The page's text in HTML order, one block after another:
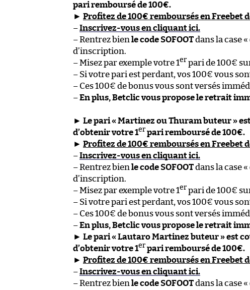
pari remboursé de 100€.
► Profitez de 100€ remboursés en Freebet
–Inscrivez-vous en cliquant ici.
– Rentrez bien le code SOFOOTdans la case
d’inscription.
– Misez par exemple votre 1er pari de 100€
– Si votre pari est perdant, vos 100€ vous
– Ces 100€ de bonus vous sont versés
–En plus, Betclic vous propose le retrait
► Le pari « Martinez ou Thuram buteur » est
d’obtenir votre 1er pari remboursé de 100€.
► Profitez de 100€ remboursés en Freebet
–Inscrivez-vous en cliquant ici.
– Rentrez bien le code SOFOOTdans la case
d’inscription.
– Misez par exemple votre 1er pari de 100€
– Si votre pari est perdant, vos 100€ vous
– Ces 100€ de bonus vous sont versés
–En plus, Betclic vous propose le retrait
► Le pari « Lautaro Martinez buteur » est
d’obtenir votre 1er pari remboursé de 100€.
► Profitez de 100€ remboursés en Freebet
–Inscrivez-vous en cliquant ici.
– Rentrez bien le code SOFOOTdans la case